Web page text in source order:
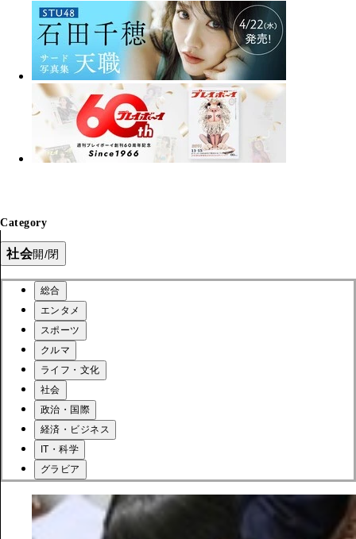
Category
社会開/閉
総合
エンタメ
スポーツ
クルマ
ライフ・文化
社会
政治・国際
経済・ビジネス
IT・科学
グラビア